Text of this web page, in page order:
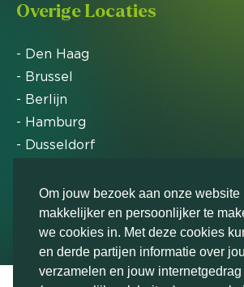
Om jouw bezoek aan onze website
makkelijker en persoonlijker te
we cookies in. Met deze cookies
en derde partijen informatie over jou
verzamelen en jouw
Overige Locaties
- Den Haag
- Brussel
- Berlijn
- Hamburg
- Dusseldorf
Markteffect is door het
uitgeroepen tot FD Gazelle in
2018, 2019, 2020, 2021, 2022,